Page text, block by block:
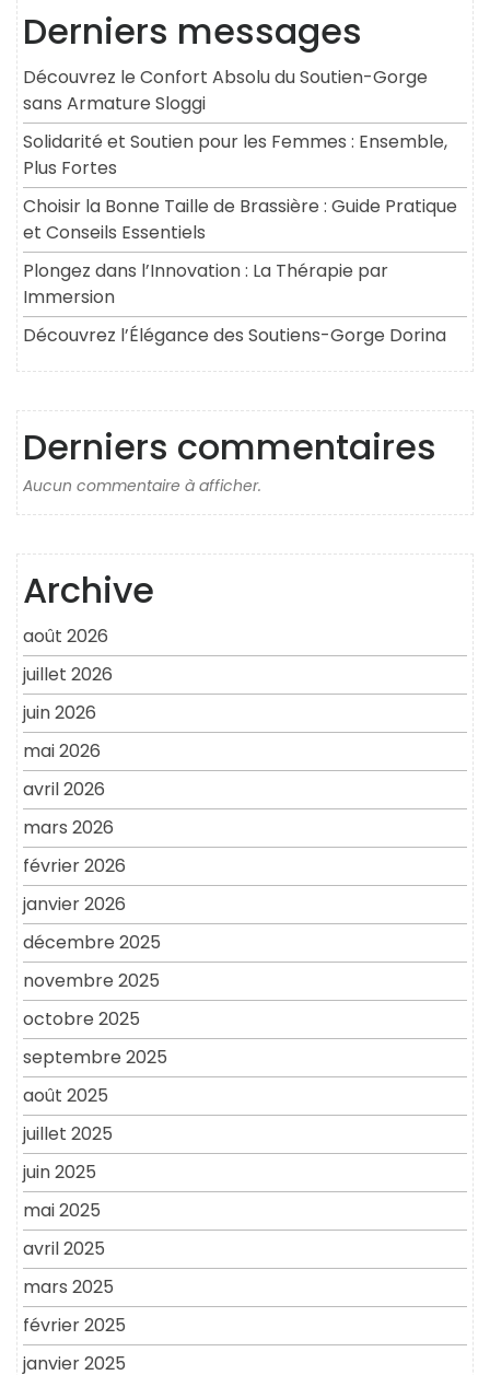
Derniers messages
Découvrez le Confort Absolu du Soutien-Gorge
sans Armature Sloggi
Solidarité et Soutien pour les Femmes : Ensemble,
Plus Fortes
Choisir la Bonne Taille de Brassière : Guide Pratique
et Conseils Essentiels
Plongez dans l’Innovation : La Thérapie par
Immersion
Découvrez l’Élégance des Soutiens-Gorge Dorina
Derniers commentaires
Aucun commentaire à afficher.
Archive
août 2026
juillet 2026
juin 2026
mai 2026
avril 2026
mars 2026
février 2026
janvier 2026
décembre 2025
novembre 2025
octobre 2025
septembre 2025
août 2025
juillet 2025
juin 2025
mai 2025
avril 2025
mars 2025
février 2025
janvier 2025